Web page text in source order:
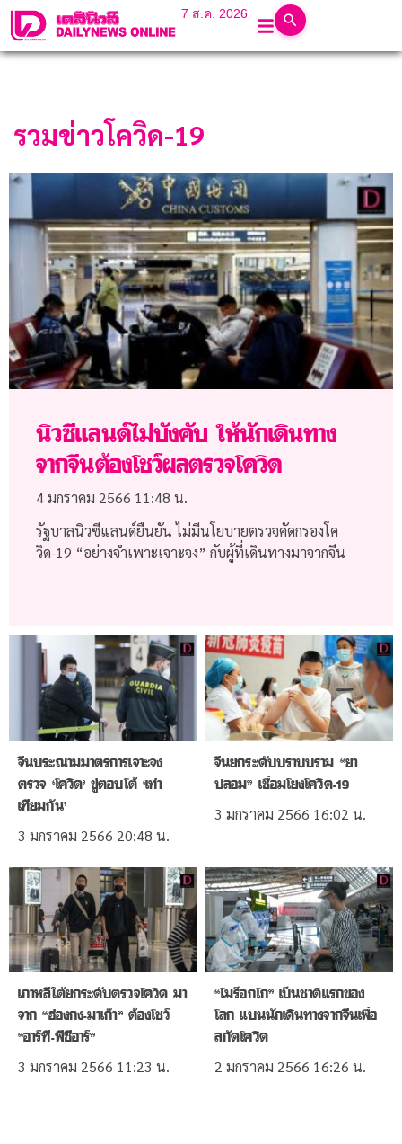
7 ส.ค. 2026
รวมข่าวโควิด-19
นิวซีแลนด์ไม่บังคับ ให้นักเดินทาง
จากจีนต้องโชว์ผลตรวจโควิด
4 มกราคม 2566 11:48 น.
รัฐบาลนิวซีแลนด์ยืนยัน ไม่มีนโยบายตรวจคัดกรองโค
วิด-19 “อย่างจำเพาะเจาะจง” กับผู้ที่เดินทางมาจากจีน
จีนประณามมาตรการเจาะจง
ตรวจ ‘โควิด’ ขู่ตอบโต้ ‘เท่า
เทียมกัน’
3 มกราคม 2566 20:48 น.
จีนยกระดับปราบปราม “ยา
ปลอม” เชื่อมโยงโควิด-19
3 มกราคม 2566 16:02 น.
เกาหลีใต้ยกระดับตรวจโควิด มา
จาก “ฮ่องกง-มาเก๊า” ต้องโชว์
“อาร์ที-พีซีอาร์”
3 มกราคม 2566 11:23 น.
“โมร็อกโก” เป็นชาติแรกของ
โลก แบนนักเดินทางจากจีนเพื่อ
สกัดโควิด
2 มกราคม 2566 16:26 น.